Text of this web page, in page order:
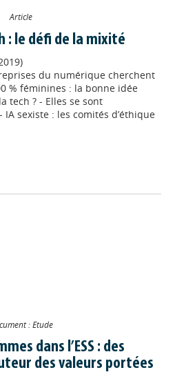
Article
: le défi de la mixité
du numérique cherchent
% féminines : la bonne idée
tech ? - Elles se sont
sexiste : les comités d’éthique
: Etude
dans l’ESS : des
des valeurs portées